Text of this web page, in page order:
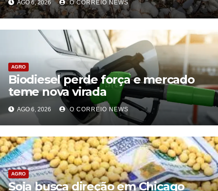
AGO 6, 2026 O CORREIO NEWS
AGRO
Biodiesel perde força e mercado
teme nova virada
AGO 6, 2026 O CORREIO NEWS
AGRO
Soja busca direção em Chicago